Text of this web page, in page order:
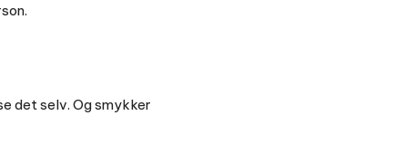
det selv. Og smykker